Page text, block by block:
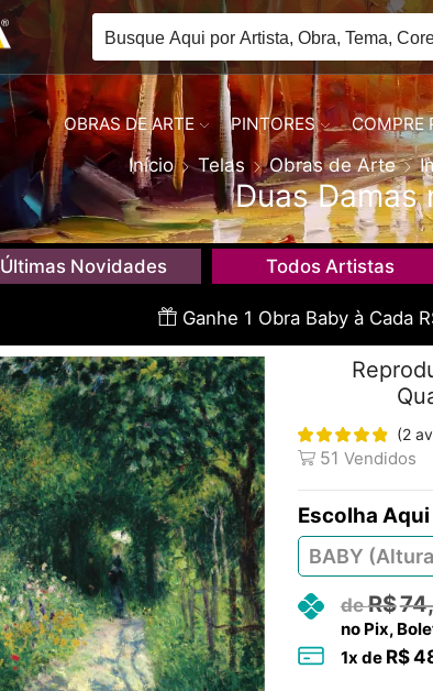
OBRAS DE ARTE PINTORES COMPRE
Início Telas Obras de Arte
Duas Damas
Últimas Novidades Todos Artistas
Ganhe 1 Obra Baby à Cada
(2
51 Vendidos
R$
no Pix,
1x de R$